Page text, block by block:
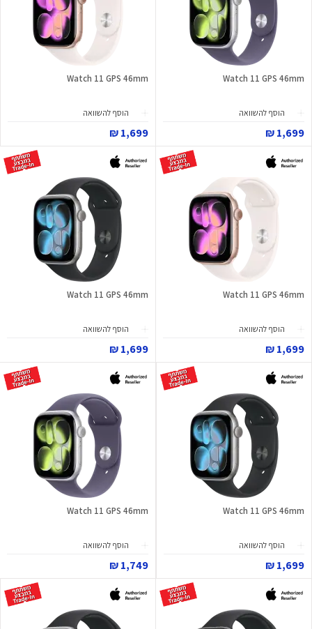
Watch 11 GPS 46mm
הוסף להשוואה
1,699 ₪
Watch 11 GPS 46mm
הוסף להשוואה
1,699 ₪
Watch 11 GPS 46mm
הוסף להשוואה
1,699 ₪
Watch 11 GPS 46mm
הוסף להשוואה
1,699 ₪
Watch 11 GPS 46mm
הוסף להשוואה
1,699 ₪
Watch 11 GPS 46mm
הוסף להשוואה
1,749 ₪